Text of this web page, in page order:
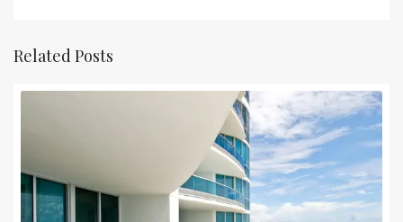
Related Posts